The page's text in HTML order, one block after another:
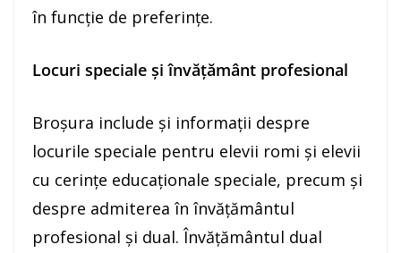
în funcție de preferințe.
Locuri speciale și învățământ profesional
Broșura include și informații despre
locurile speciale pentru elevii romi și elevii
cu cerințe educaționale speciale, precum și
despre admiterea în învățământul
profesional și dual. Învățământul dual